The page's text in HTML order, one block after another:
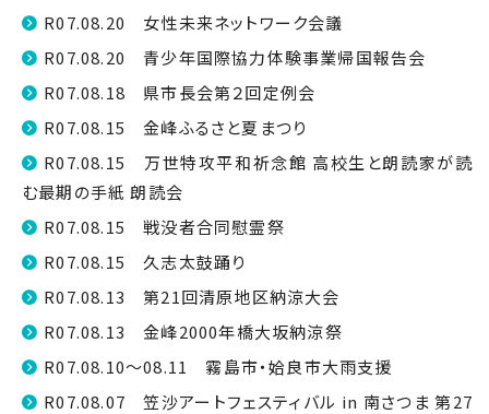
R07.08.20 女性未来ネットワーク会議
R07.08.20 青少年国際協力体験事業帰国報告会
R07.08.18 県市長会第２回定例会
R07.08.15 金峰ふるさと夏まつり
R07.08.15 万世特攻平和祈念館 高校生と朗読家が読
む最期の手紙 朗読会
R07.08.15 戦没者合同慰霊祭
R07.08.15 久志太鼓踊り
R07.08.13 第21回清原地区納涼大会
R07.08.13 金峰2000年橋大坂納涼祭
R07.08.10～08.11 霧島市・姶良市大雨支援
R07.08.07 笠沙アートフェスティバル in 南さつま 第27